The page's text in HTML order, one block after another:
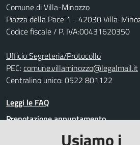
Usiamo i
Comune di Villa-Minozzo
Piazza della Pace 1 - 42030 Villa-
Codice fiscale / P. IVA:00431620350
Ufficio Segreteria/Protocollo
PEC:comune.villaminozzo@legalmail.it
Centralino unico: 0522 801122
Leggi le FAQ
Prenotazione appuntamento
Segnalazione disservizio